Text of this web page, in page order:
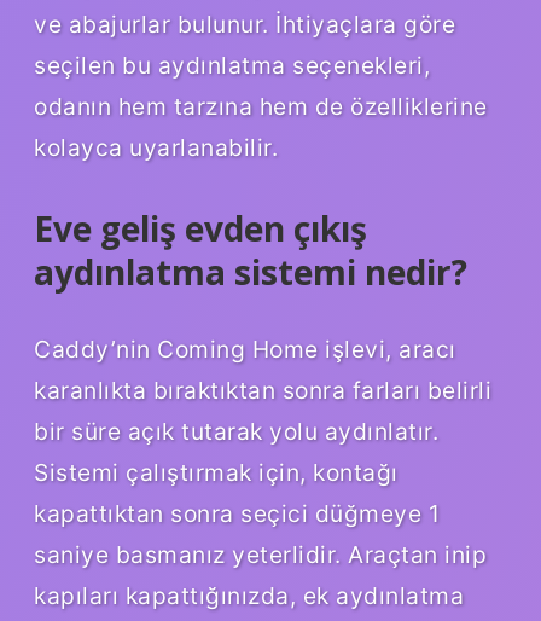
ve abajurlar bulunur. İhtiyaçlara göre
seçilen bu aydınlatma seçenekleri,
odanın hem tarzına hem de özelliklerine
kolayca uyarlanabilir.
Eve geliş evden çıkış
aydınlatma sistemi nedir?
Caddy’nin Coming Home işlevi, aracı
karanlıkta bıraktıktan sonra farları belirli
bir süre açık tutarak yolu aydınlatır.
Sistemi çalıştırmak için, kontağı
kapattıktan sonra seçici düğmeye 1
saniye basmanız yeterlidir. Araçtan inip
kapıları kapattığınızda, ek aydınlatma